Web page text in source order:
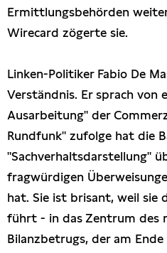
Ermittlungsbehörden
Wirecard zögerte sie.
Linken-Politiker Fabio De
Verständnis. Er sprach von
Ausarbeitung" der
Rundfunk" zufolge hat die
"Sachverhaltsdarstellung"
fragwürdigen
hat. Sie ist brisant, weil sie
führt - in das Zentrum des
Bilanzbetrugs, der am